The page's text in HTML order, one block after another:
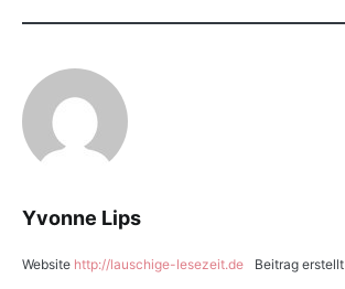
Yvonne Lips
Website http://lauschige-lesezeit.de Beitrag erstellt